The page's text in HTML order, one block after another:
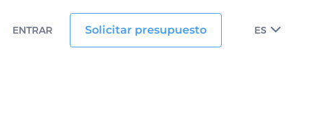
ENTRAR Solicitar presupuesto ES